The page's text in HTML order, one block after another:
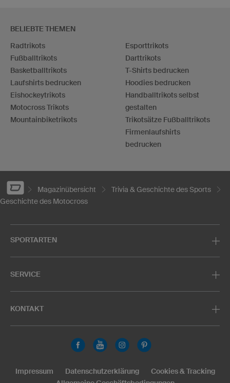
BELIEBTE THEMEN
Radtrikots
Fußballtrikots
Basketballtrikots
Laufshirts bedrucken
Eishockeytrikots
Motocross Trikots
Mountainbiketrikots
Esporttrikots
Darttrikots
T-Shirts bedrucken
Hoodies bedrucken
Handballtrikots selbst
gestalten
Trikotsätze Fußballtrikots
Firmenlaufshirts
bedrucken
Magazinübersicht
Trivia & Geschichte des Sports
Geschichte des Motocross
SPORTARTEN
SERVICE
KONTAKT
Impressum Datenschutzerklärung
Cookies & Tracking